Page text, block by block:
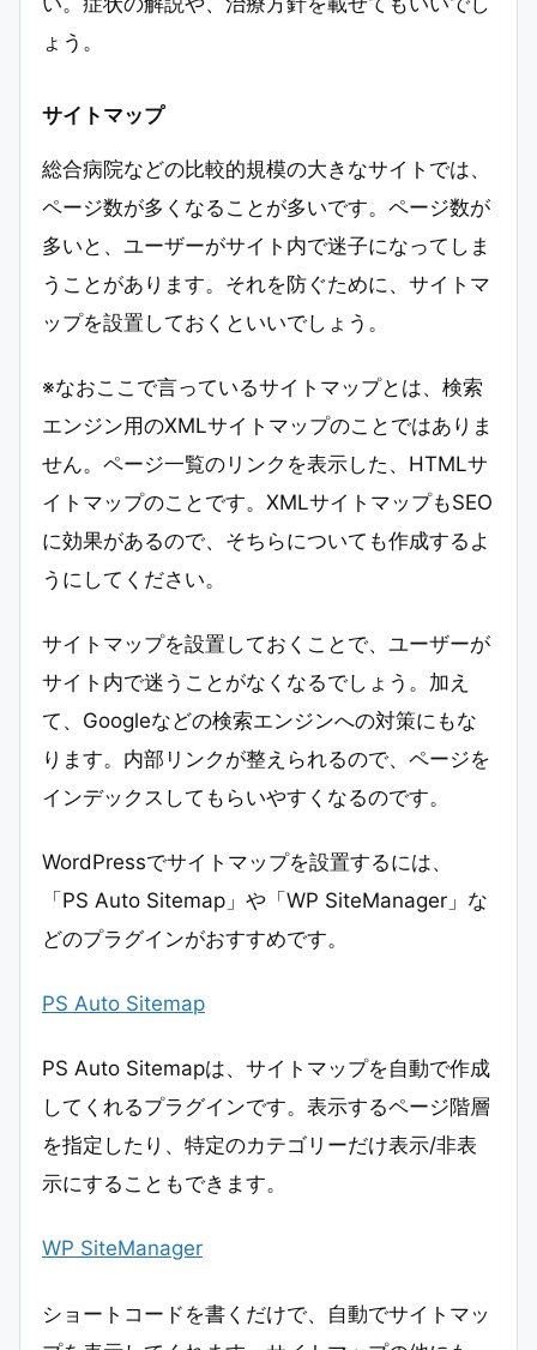
ょう。
サイトマップ
総合病院などの比較的規模の大きなサイトでは、
ページ数が多くなることが多いです。ページ数が
多いと、ユーザーがサイト内で迷子になってしま
うことがあります。それを防ぐために、サイトマ
ップを設置しておくといいでしょう。
※なおここで言っているサイトマップとは、検索
エンジン用のXMLサイトマップのことではありま
せん。ページ一覧のリンクを表示した、HTMLサ
イトマップのことです。XMLサイトマップもSEO
に効果があるので、そちらについても作成するよ
うにしてください。
サイトマップを設置しておくことで、ユーザーが
サイト内で迷うことがなくなるでしょう。加え
て、Googleなどの検索エンジンへの対策にもな
ります。内部リンクが整えられるので、ページを
インデックスしてもらいやすくなるのです。
WordPressでサイトマップを設置するには、
「PS Auto Sitemap」や「WP SiteManager」な
どのプラグインがおすすめです。
PS Auto Sitemap
PS Auto Sitemapは、サイトマップを自動で作成
してくれるプラグインです。表示するページ階層
を指定したり、特定のカテゴリーだけ表示/非表
示にすることもできます。
WP SiteManager
ショートコードを書くだけで、自動でサイトマッ